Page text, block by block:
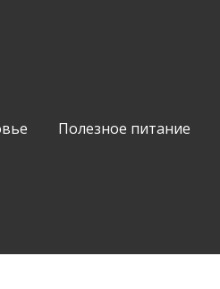
Полезное питание